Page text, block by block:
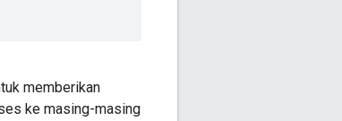
memberikan
ke masing-masing